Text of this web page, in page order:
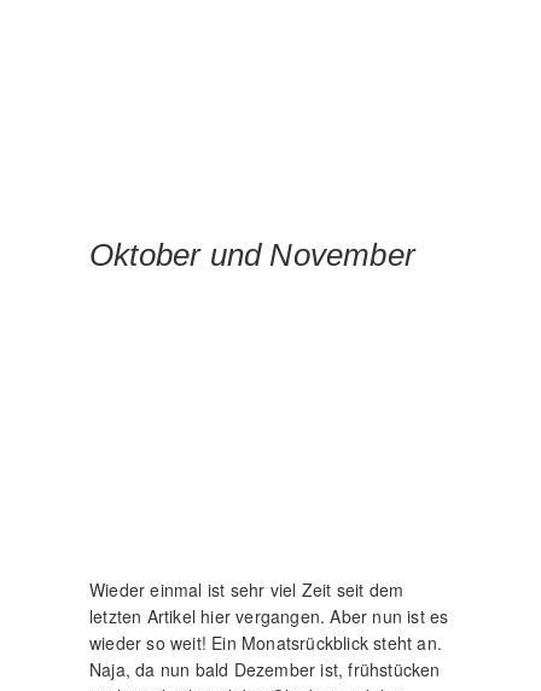
Oktober und November
Wieder einmal ist sehr viel Zeit seit dem
letzten Artikel hier vergangen. Aber nun ist es
wieder so weit! Ein Monatsrückblick steht an.
Naja, da nun bald Dezember ist, frühstücken